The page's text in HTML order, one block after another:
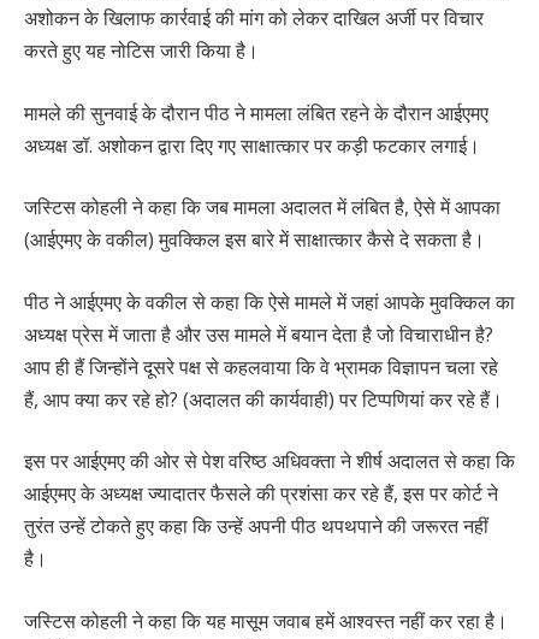
अशोकन के खिलाफ कार्रवाई की मांग को लेकर दाखिल अर्जी पर विचार
करते हुए यह नोटिस जारी किया है।
मामले की सुनवाई के दौरान पीठ ने मामला लंबित रहने के दौरान आईएमए
अध्यक्ष डॉ. अशोकन द्वारा दिए गए साक्षात्कार पर कड़ी फटकार लगाई।
जस्टिस कोहली ने कहा कि जब मामला अदालत में लंबित है, ऐसे में आपका
(आईएमए के वकील) मुवक्किल इस बारे में साक्षात्कार कैसे दे सकता है।
पीठ ने आईएमए के वकील से कहा कि ऐसे मामले में जहां आपके मुवक्किल का
अध्यक्ष प्रेस में जाता है और उस मामले में बयान देता है जो विचाराधीन है?
आप ही हैं जिन्होंने दूसरे पक्ष से कहलवाया कि वे भ्रामक विज्ञापन चला रहे
हैं, आप क्या कर रहे हो? (अदालत की कार्यवाही) पर टिप्पणियां कर रहे हैं।
इस पर आईएमए की ओर से पेश वरिष्ठ अधिवक्ता ने शीर्ष अदालत से कहा कि
आईएमए के अध्यक्ष ज्यादातर फैसले की प्रशंसा कर रहे हैं, इस पर कोर्ट ने
तुरंत उन्हें टोकते हुए कहा कि उन्हें अपनी पीठ थपथपाने की जरूरत नहीं
है।
जस्टिस कोहली ने कहा कि यह मासूम जवाब हमें आश्वस्त नहीं कर रहा है।